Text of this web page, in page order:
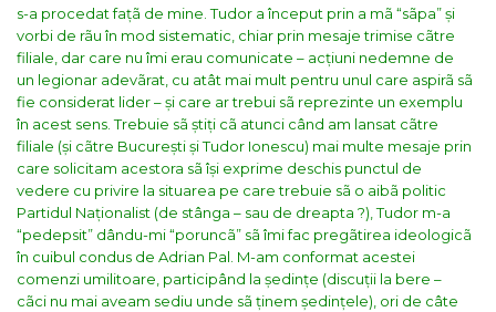
s-a procedat fațã de mine. Tudor a început prin a mã “sãpa” și
vorbi de rãu în mod sistematic, chiar prin mesaje trimise cãtre
filiale, dar care nu îmi erau comunicate – acțiuni nedemne de
un legionar adevãrat, cu atât mai mult pentru unul care aspirã sã
fie considerat lider – și care ar trebui sã reprezinte un exemplu
în acest sens. Trebuie sã știți cã atunci când am lansat cãtre
filiale (și cãtre București și Tudor Ionescu) mai multe mesaje prin
care solicitam acestora sã își exprime deschis punctul de
vedere cu privire la situarea pe care trebuie sã o aibã politic
Partidul Naționalist (de stânga – sau de dreapta ?), Tudor m-a
“pedepsit” dându-mi “poruncã” sã îmi fac pregãtirea ideologicã
în cuibul condus de Adrian Pal. M-am conformat acestei
comenzi umilitoare, participând la ședințe (discuții la bere –
cãci nu mai aveam sediu unde sã ținem ședințele), ori de câte